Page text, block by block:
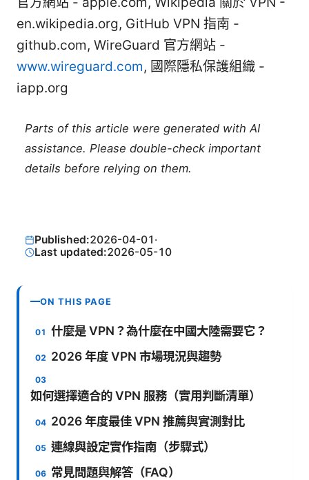
en.wikipedia.org, GitHub VPN 指南 -
github.com, WireGuard 官方網站 -
www.wireguard.com, 國際隱私保護組織 -
iapp.org
Parts of this article were generated with AI
assistance. Please double-check important
details before relying on them.
Published:2026-04-01 ·
Last updated:2026-05-10
ON THIS PAGE
什麼是 VPN？為什麼在中國大陸需要它？
2026 年度 VPN 市場現況與趨勢
如何選擇適合的 VPN 服務（實用判斷清單）
2026 年度最佳 VPN 推薦與實測對比
連線與設定實作指南（步驟式）
常見問題與解答（FAQ）